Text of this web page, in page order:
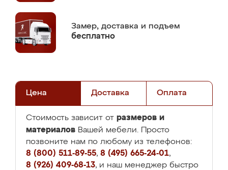
Замер, доставка и подъем
бесплатно
Цена Доставка Оплата
Стоимость зависит от размеров и
материалов Вашей мебели. Просто
позвоните нам по любому из телефонов:
8 (800) 511-89-55, 8 (495) 665-24-01,
8 (926) 409-68-13, и наш менеджер быстро